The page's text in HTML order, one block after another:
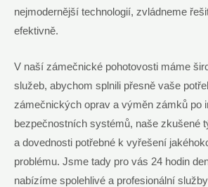
nejmodernější technologií, zvládneme
efektivně.
V naší zámečnické pohotovosti máme
služeb, abychom splnili přesně vaše
zámečnických oprav a výměn zámků po
bezpečnostních systémů, naše zkušené
a dovednosti potřebné k vyřešení
problému. Jsme tady pro vás 24 hodin
nabízíme spolehlivé a profesionální